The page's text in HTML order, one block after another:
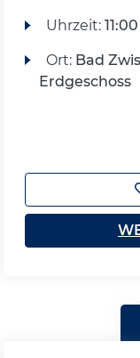
Uhrzeit:
Ort: Bad
Erdgeschoss